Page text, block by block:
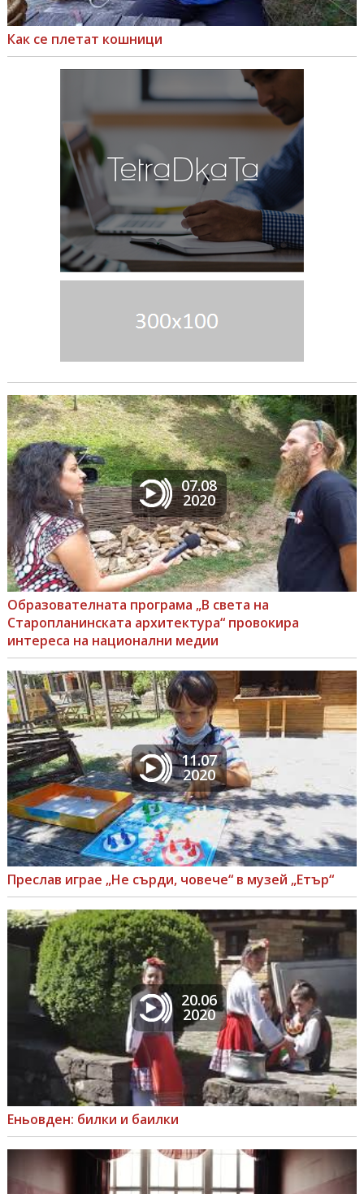
Как се плетат кошници
07.08
2020
Образователната програма „В света на
Старопланинската архитектура“ провокира
интереса на национални медии
11.07
2020
Преслав играе „Не сърди, човече“ в музей „Етър“
20.06
2020
Еньовден: билки и баилки